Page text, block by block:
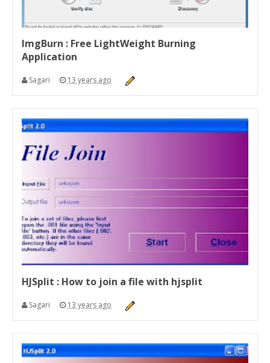
ImgBurn : Free LightWeight Burning
Application
Sagari 13 years ago
HJSplit : How to join a file with hjsplit
Sagari 13 years ago